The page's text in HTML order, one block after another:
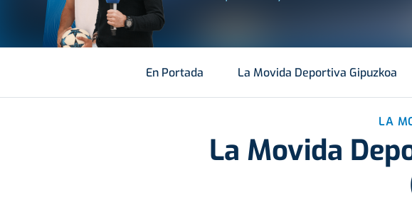
En Portada La Movida Deportiva Gipuzkoa
LA
La Movida